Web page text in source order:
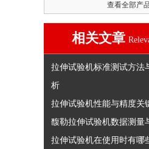
查看全部产
相关文章
拉伸试验机标准测试方法
析
拉伸试验机性能与精度关
馥勒拉伸试验机数据测量
拉伸试验机在使用时有哪